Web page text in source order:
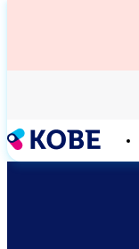
內